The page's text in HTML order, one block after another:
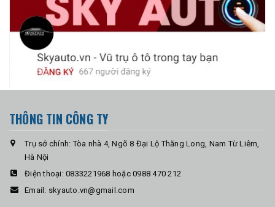
THÔNG TIN CÔNG TY
Trụ sở chính: Tòa nhà 4, Ngõ 8 Đại Lộ Thăng Long, Nam Từ Liêm,
Hà Nội
Điện thoại: 0833221968 hoặc 0988 470 212
Email: skyauto.vn@gmail.com